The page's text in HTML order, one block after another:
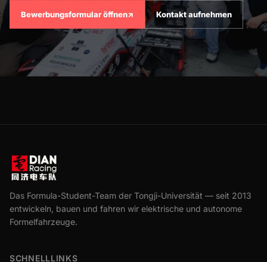
Bewerbungsformular öffnen↗ Kontakt aufnehmen
Das Formula-Student-Team der Tongji-Universität — seit 2013
entwickeln, bauen und fahren wir elektrische und autonome
Formelfahrzeuge.
SCHNELLLINKS